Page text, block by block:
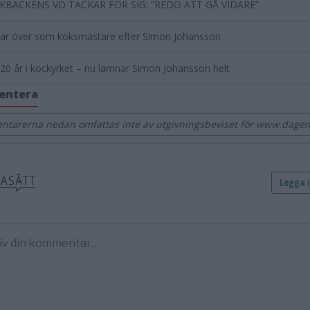
VD TACKAR FÖR SIG: ”REDO ATT GÅ VIDARE”
över som köksmästare efter Simon Johansson
år i kockyrket – nu lämnar Simon Johansson helt
nedan omfattas inte av utgivningsbeviset för